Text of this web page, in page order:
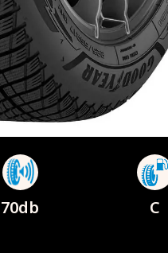
70db C